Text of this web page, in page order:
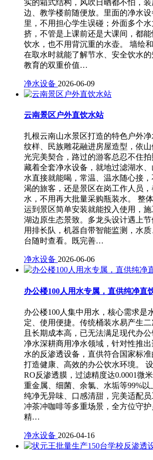
实的箱式结构，风吹日晒都不怕，
边、教学楼前随便放。里面的净水
里，不用担心学生误碰；外面多个
挤，不管是上课前还是大课间，都
饮水，也不用背沉重的水壶。 墙绘
在取水时就能了解节水、安全饮水
教育的双重价值…
净水设备 2026-06-09
云南景区户外直饮水站
扎根云南山水景区打造的特色户外
纹样、民族雕花融进房屋造型，依
光完美契合，路过的游客总忍不住
藏着全套净水设备，就地过滤湖水
水直接就能喝，常温、温水随心接
渴的旅客，还是景区在岗工作人员
水，不用再大批量采购瓶装水。 整
运到景区简单安装就能投入使用，
湖边原生态景致。多龙头设计遇上
用排长队，机器自带智能监测，水
台随时查看。既完善…
净水设备 2026-06-06
办公楼100人用水专属，直供纯净直
办公楼100人集中用水，核心需求是
定、使用便捷。传统桶装水易产生
且长期成本高，已无法满足现代办
净水深耕商用净水领域，针对性推出
水的反渗透设备，直供符合国家标
打造健康、高效的办公饮水环境。
RO反渗透膜，过滤精度达0.0001微
重金属、细菌、余氯、水垢等99%以
纯净无异味、口感清甜，完美适配
冲茶冲咖啡等多重场景，全方位守护
精…
净水设备 2026-04-16